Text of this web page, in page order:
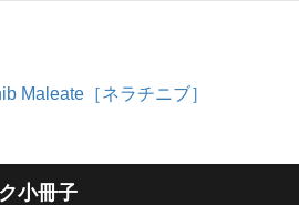
Maleate［ネラチニブ］
小冊子